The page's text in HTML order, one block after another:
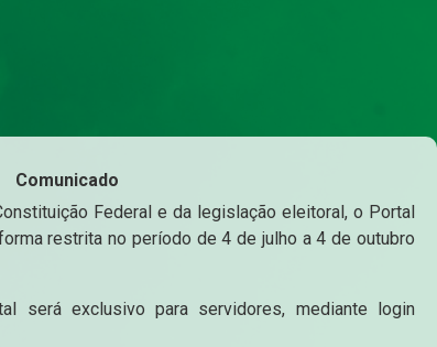
Comunicado
Federal e da legislação eleitoral, o Portal
restrita no período de 4 de julho a 4 de outubro
será exclusivo para servidores, mediante login